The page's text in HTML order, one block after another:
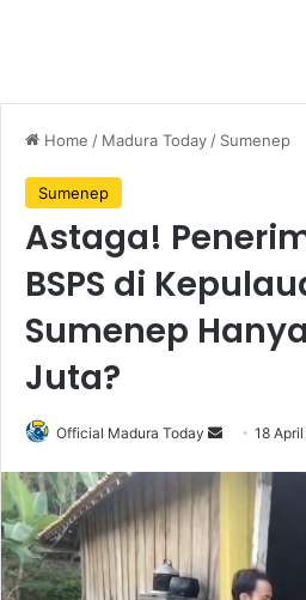
Home / Madura Today / Sumenep
Sumenep
Astaga!
BSPS di
Sumenep
Juta?
Official Madura Today 18